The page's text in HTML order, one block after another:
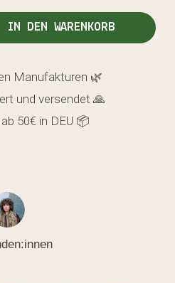
IN DEN WARENKORB
Manufakturen 🌿
und versendet 🙏
50€ in DEU 📦